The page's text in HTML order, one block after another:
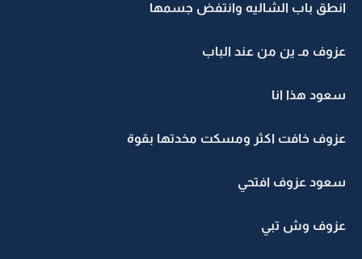
انطق باب الشاليه وانتفض جسمها
عزوف مـ ين من عند الباب
سعود هذا انا
عزوف خافت اكثر ومسكت مخدتها بقوة
سعود عزوف افتحي
عزوف وش تبي